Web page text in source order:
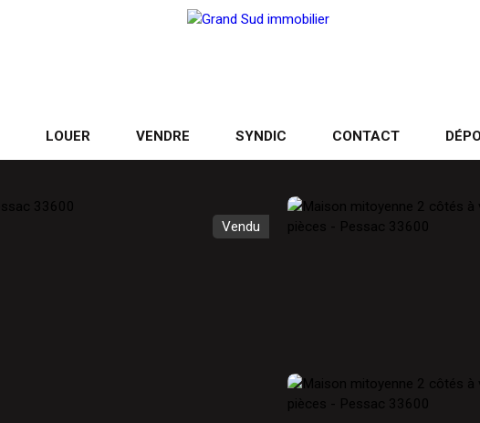
LOUER VENDRE SYNDIC CONTACT
Vendu